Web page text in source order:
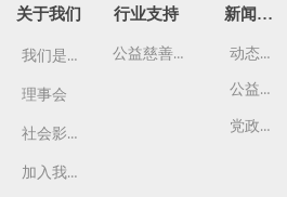
我们是谁
理事会
社会影响
加入我们
公益慈善管理班
动态资讯
公益故事
党政要闻
关于我们 行业支持 新闻资讯